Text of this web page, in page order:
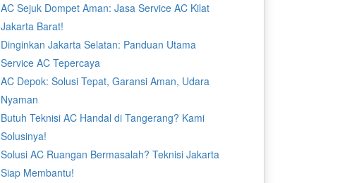
AC Sejuk Dompet Aman: Jasa Service AC Kilat
Jakarta Barat!
Dinginkan Jakarta Selatan: Panduan Utama
Service AC Tepercaya
AC Depok: Solusi Tepat, Garansi Aman, Udara
Nyaman
Butuh Teknisi AC Handal di Tangerang? Kami
Solusinya!
Solusi AC Ruangan Bermasalah? Teknisi Jakarta
Siap Membantu!